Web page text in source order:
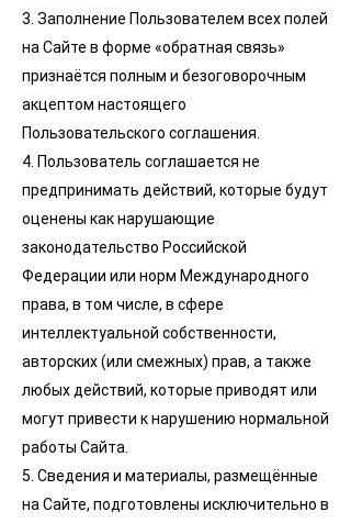
3. Заполнение Пользователем всех полей
на Сайте в форме «обратная связь»
признаётся полным и безоговорочным
акцептом настоящего
Пользовательского соглашения.
4. Пользователь соглашается не
предпринимать действий, которые будут
оценены как нарушающие
законодательство Российской
Федерации или норм Международного
права, в том числе, в сфере
интеллектуальной собственности,
авторских (или смежных) прав, а также
любых действий, которые приводят или
могут привести к нарушению нормальной
работы Сайта.
5. Сведения и материалы, размещённые
на Сайте, подготовлены исключительно в